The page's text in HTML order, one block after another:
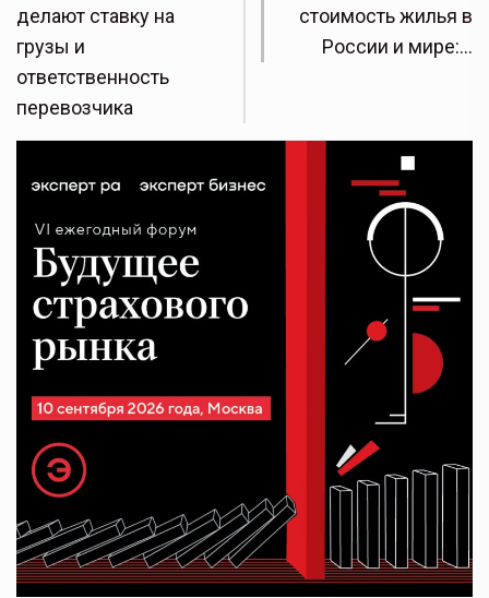
делают ставку на
грузы и
ответственность
перевозчика
стоимость жилья в
России и мире:…